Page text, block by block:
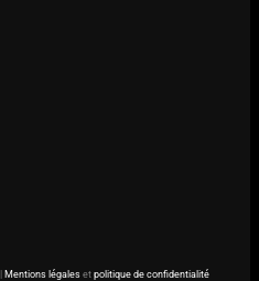
Mentions légaleset politique de confidentialité